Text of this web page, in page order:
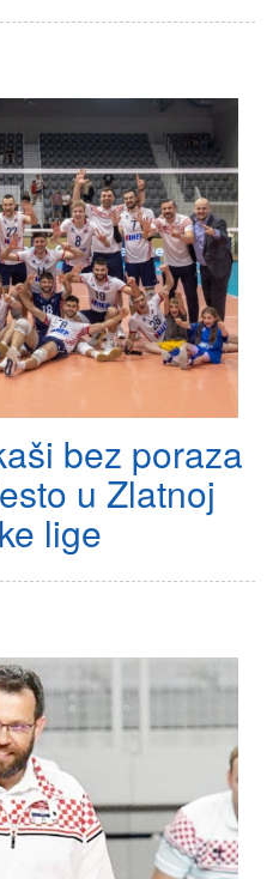
bez poraza
u Zlatnoj
lige